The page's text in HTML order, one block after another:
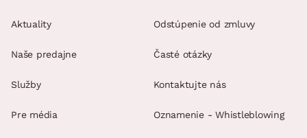
Aktuality
Naše predajne
Služby
Pre média
Odstúpenie od zmluvy
Časté otázky
Kontaktujte nás
Oznamenie - Whistleblowing